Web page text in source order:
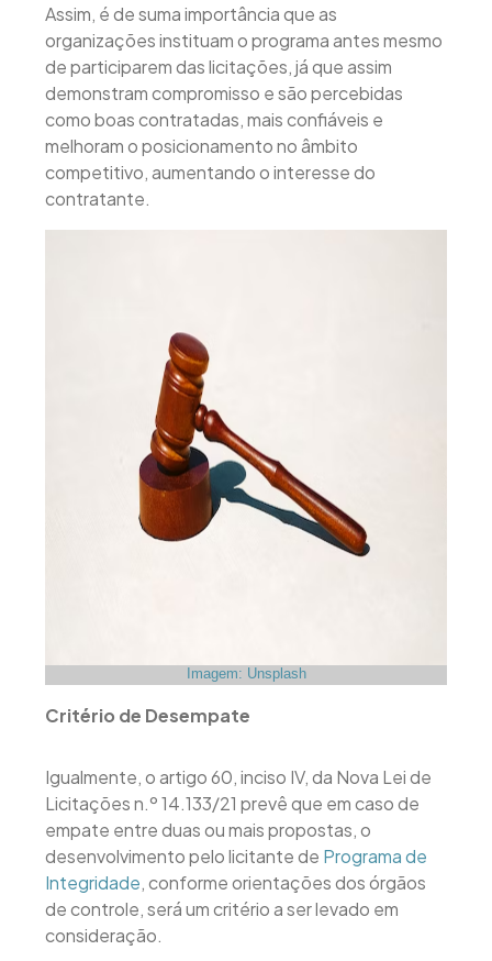
Assim, é de suma importância que as
organizações instituam o programa antes mesmo
de participarem das licitações, já que assim
demonstram compromisso e são percebidas
como boas contratadas, mais confiáveis e
melhoram o posicionamento no âmbito
competitivo, aumentando o interesse do
contratante.
Imagem: Unsplash
Critério de Desempate
Igualmente, o artigo 60, inciso IV, da Nova Lei de
Licitações n.º 14.133/21 prevê que em caso de
empate entre duas ou mais propostas, o
desenvolvimento pelo licitante de Programa de
Integridade, conforme orientações dos órgãos
de controle, será um critério a ser levado em
consideração.